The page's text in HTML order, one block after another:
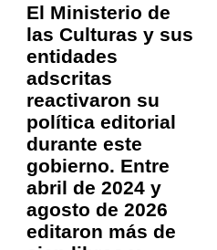
El Ministerio de
las Culturas y sus
entidades
adscritas
reactivaron su
política editorial
durante este
gobierno. Entre
abril de 2024 y
agosto de 2026
editaron más de